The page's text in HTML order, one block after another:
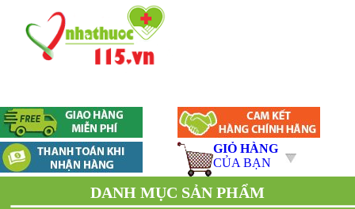
GIỎ HÀNG
CỦA BẠN
DANH MỤC SẢN PHẨM